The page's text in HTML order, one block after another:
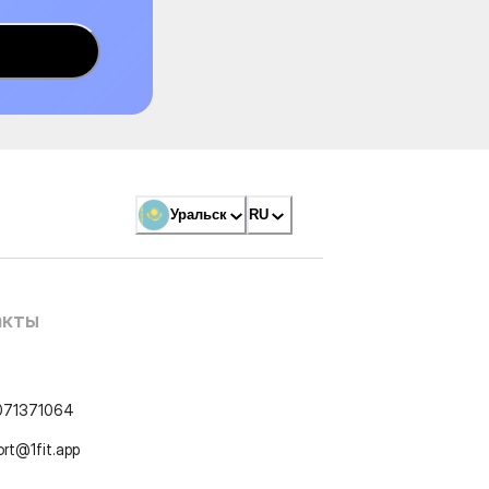
Уральск RU